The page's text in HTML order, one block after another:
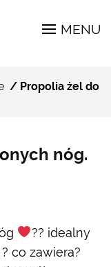
MENU
/ Propolia żel do
nóg.
?? idealny
co zawiera?